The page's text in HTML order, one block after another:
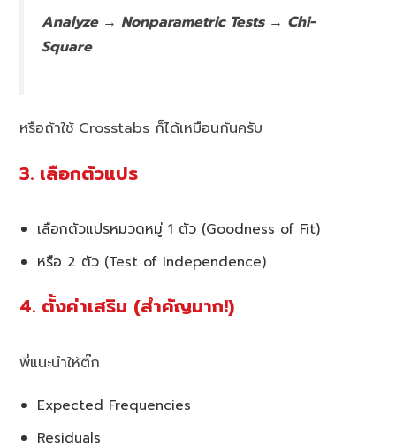
Analyze → Nonparametric Tests → Chi-
Square
หรือถ้าใช้ Crosstabs ก็ได้เหมือนกันครับ
3. เลือกตัวแปร
เลือกตัวแปรหมวดหมู่ 1 ตัว (Goodness of Fit)
หรือ 2 ตัว (Test of Independence)
4. ตั้งค่าเสริม (สำคัญมาก!)
พี่แนะนำให้ติ๊ก
Expected Frequencies
Residuals